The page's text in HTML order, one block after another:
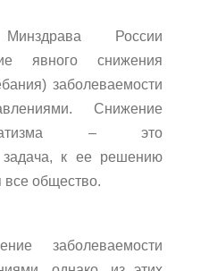
Минздрава России
явного снижения
заболеваемости
Снижение
– это
задача, к ее решению
все общество.
заболеваемости